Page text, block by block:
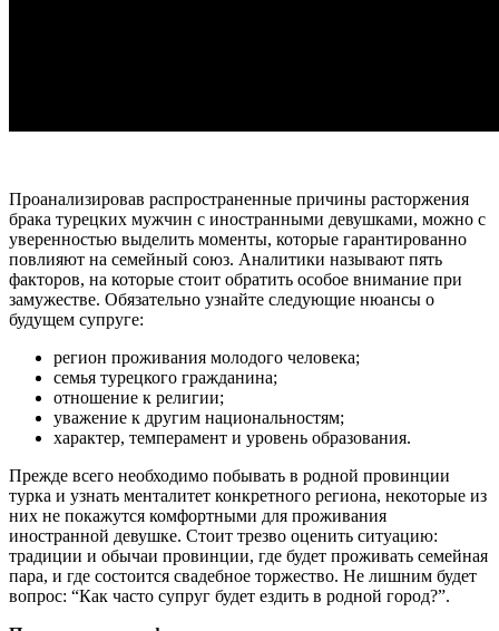
Проанализировав распространенные причины расторжения
брака турецких мужчин с иностранными девушками, можно с
уверенностью выделить моменты, которые гарантированно
повлияют на семейный союз. Аналитики называют пять
факторов, на которые стоит обратить особое внимание при
замужестве. Обязательно узнайте следующие нюансы о
будущем супруге:
регион проживания молодого человека;
семья турецкого гражданина;
отношение к религии;
уважение к другим национальностям;
характер, темперамент и уровень образования.
Прежде всего необходимо побывать в родной провинции
турка и узнать менталитет конкретного региона, некоторые из
них не покажутся комфортными для проживания
иностранной девушке. Стоит трезво оценить ситуацию:
традиции и обычаи провинции, где будет проживать семейная
пара, и где состоится свадебное торжество. Не лишним будет
вопрос: “Как часто супруг будет ездить в родной город?”.